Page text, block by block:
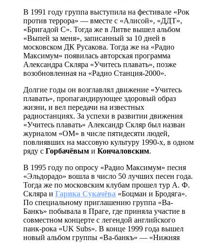
В 1991 году группа выступила на фестивале «Рок
против террора» — вместе с «Алисой», «ДДТ»,
«Бригадой С». Тогда же в Литве вышел альбом
«Выпей за меня», записанный за 10 дней в
московском ДК Русакова. Тогда же на «Радио
Максимум» появилась авторская программа
Александра Скляра «Учитесь плавать», позже
возобновленная на «Радио Станция-2000».
Долгие годы он возглавлял движение «Учитесь
плавать», пропагандирующее здоровый образ
жизни, и вел передачи на известных
радиостанциях. За успехи в развитии движения
«Учитесь плавать» Александр Скляр был назван
журналом «ОМ» в числе пятидесяти людей,
повлиявших на массовую культуру 1990-х, в одном
ряду с Горбачёвым и Кончаловским.
В 1995 году по опросу «Радио Максимум» песня
«Эльдорадо» вошла в число 50 лучших песен года.
Тогда же по московским клубам прошел тур А. Ф.
Скляра и Гарика Сукачёва «Боцман и Бродяга».
По специальному приглашению группа «Ва-
Банкъ» побывала в Праге, где приняла участие в
совместном концерте с легендой английского
панк-рока «UK Subs». В конце 1999 года вышел
новый альбом группы «Ва-банкъ» — «Нижняя